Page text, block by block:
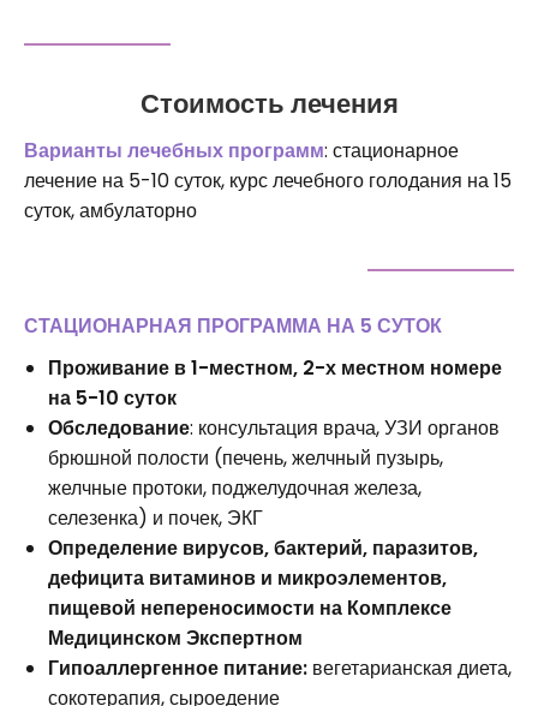
Стоимость лечения
Варианты лечебных программ: стационарное
лечение на 5-10 суток, курс лечебного голодания на 15
суток, амбулаторно
СТАЦИОНАРНАЯ ПРОГРАММА НА 5 СУТОК
Проживание в 1-местном, 2-х местном номере
на 5-10 суток
Обследование: консультация врача, УЗИ органов
брюшной полости (печень, желчный пузырь,
желчные протоки, поджелудочная железа,
селезенка) и почек, ЭКГ
Определение вирусов, бактерий, паразитов,
дефицита витаминов и микроэлементов,
пищевой непереносимости на Комплексе
Медицинском Экспертном
Гипоаллергенное питание: вегетарианская диета,
сокотерапия, сыроедение